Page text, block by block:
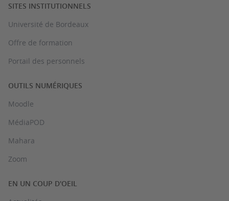
SITES INSTITUTIONNELS
Université de Bordeaux
Offre de formation
Portail des personnels
OUTILS NUMÉRIQUES
Moodle
MédiaPOD
Mahara
Zoom
EN UN COUP D'OEIL